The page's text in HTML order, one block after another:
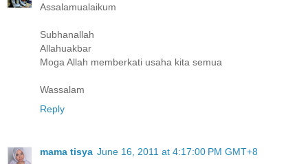
Assalamualaikum
Subhanallah
Allahuakbar
Moga Allah memberkati usaha kita semua
Wassalam
Reply
mama tisya June 16, 2011 at 4:17:00 PM GMT+8